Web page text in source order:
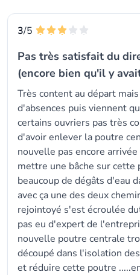
3/5
Pas très satisfait du
(encore bien qu'il y
Très content au départ
d'absences puis viennent
certains ouvriers pas très
d'avoir enlever la poutre
nouvelle pas encore
mettre une bâche sur cette
beaucoup de dégâts d'eau
avec ça une des deux
rejointoyé s'est écroulée
pas eu d'expert de
nouvelle poutre centrale
découpé dans l'isolation
et réduire cette poutre